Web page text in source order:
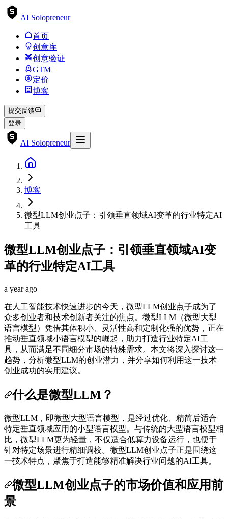
AI Solopreneur
首页
创意库
创意验证
GTM
定价
博客
提交反馈
登录
AI Solopreneur
博客
微型LLM创业点子：引领垂直领域AI变革的行业特定AI
工具
微型LLM创业点子：引领垂直领域AI变
革的行业特定AI工具
a year ago
在人工智能技术快速进步的今天，微型LLM创业点子成为了
众多创业者和技术创新者关注的焦点。微型LLM（微型大型
语言模型）凭借其体积小、灵活性高和定制化强的优势，正在
推动垂直领域小语言模型的崛起，助力打造行业特定AI工
具，从而满足不同细分市场的特殊需求。本文将深入探讨这一
趋势，分析微型LLM的创业潜力，并分享如何利用这一技术
创业成功的实用建议。
什么是微型LLM？
微型LLM，即微型大型语言模型，是经过优化、精简后适合
特定垂直领域应用的小型语言模型。与传统的大型语言模型相
比，微型LLM更为轻量，不仅适合低算力设备运行，也便于
针对特定场景进行精细调校。微型LLM创业点子正是围绕这
一技术特点，聚焦于打造能够精准解决行业问题的AI工具。
微型LLM创业点子的市场价值和应用前
景